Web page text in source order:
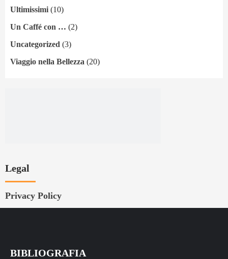
Ultimissimi (10)
Un Caffé con … (2)
Uncategorized (3)
Viaggio nella Bellezza (20)
Legal
Privacy Policy
BIBLIOGRAFIA